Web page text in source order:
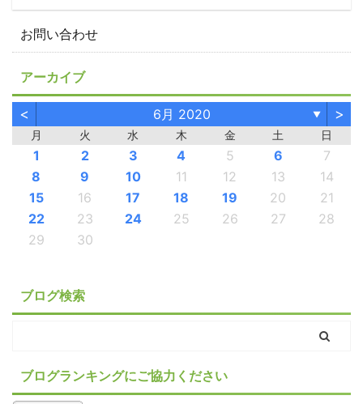
お問い合わせ
アーカイブ
< 6月 2020 ▼ >
月 火 水 木 金 土 日
1 2 3 4 5 6
7
8
9 10 11 12 13
14
15
16 17 18 19 20
21
22
23 24 25 26 27
28
29
30
ブログ検索
ブログランキングにご協力ください